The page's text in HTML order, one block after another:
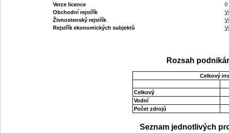
Verze licence
0
Obchodní rejstřík
Živnostenský rejstřík
Rejstřík ekonomických subjektů
Rozsah
Celkový
Celkový
Vodní
Počet zdrojů
Seznam jednotlivých